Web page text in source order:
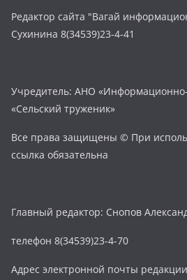
Редактор сайта "Вагай
Сухинина 8(34539)23-4-41
Учредитель: АНО
«Сельский труженик»
Все права защищены © При
ссылка обязательна
Главный редактор: Снопов
телефон 8(34539)23-4-70
Адрес электронной почты